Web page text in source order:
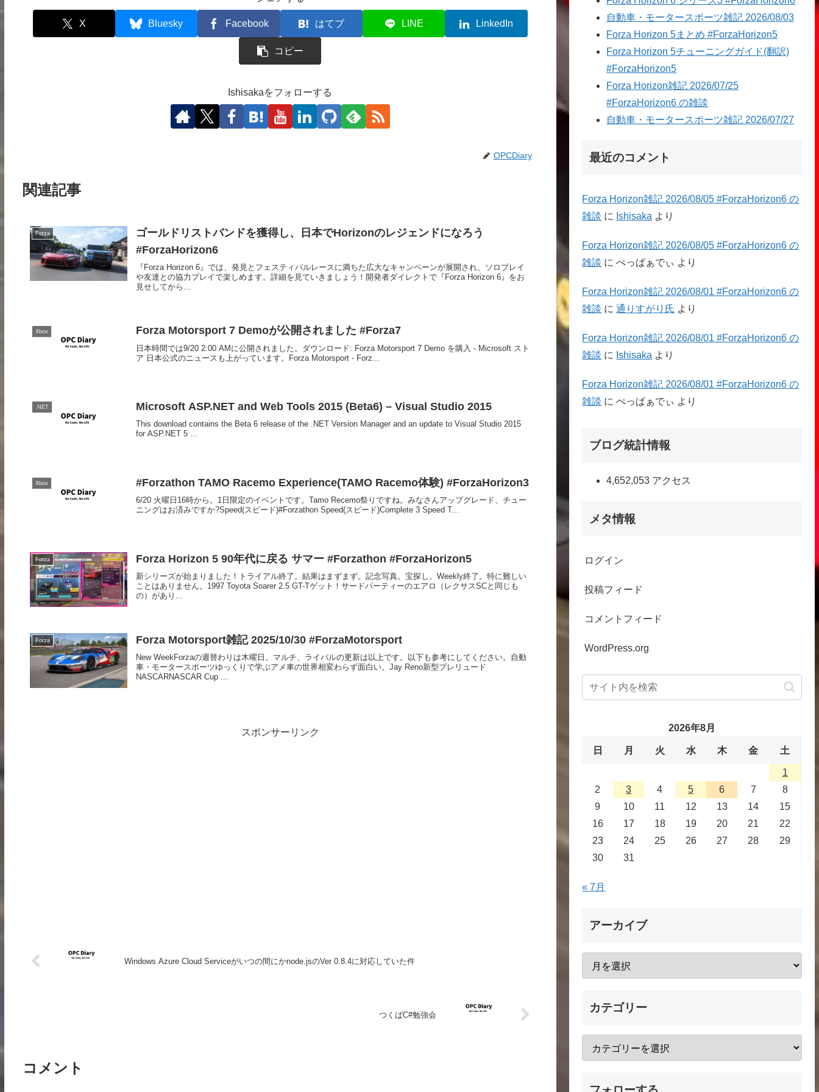
X Bluesky Facebook はてブ LINE LinkedIn
コピー
Ishisakaをフォローする
OPCDiary
関連記事
Forza
ゴールドリストバンドを獲得し、日本でHorizonのレジェンドになろう
#ForzaHorizon6
『Forza Horizon 6』では、発見とフェスティバルレースに満ちた広大なキャンペーンが展開され、ソロプレイ
や友達との協力プレイで楽しめます。詳細を見ていきましょう！開発者ダイレクトで『Forza Horizon 6』をお
見せしてから...
Xbox Forza Motorsport 7 Demoが公開されました #Forza7
日本時間では9/20 2:00 AMに公開されました。ダウンロード: Forza Motorsport 7 Demo を購入 - Microsoft スト
ア 日本公式のニュースも上がっています。Forza Motorsport - Forz...
.NET Microsoft ASP.NET and Web Tools 2015 (Beta6) – Visual Studio 2015
This download contains the Beta 6 release of the .NET Version Manager and an update to Visual Studio 2015
for ASP.NET 5 ...
Xbox #Forzathon TAMO Racemo Experience(TAMO Racemo体験) #ForzaHorizon3
6/20 火曜日16時から。1日限定のイベントです。Tamo Recemo祭りですね。みなさんアップグレード、チュー
ニングはお済みですか?Speed(スピード)#Forzathon Speed(スピード)Complete 3 Speed T...
Forza Forza Horizon 5 90年代に戻る サマー #Forzathon #ForzaHorizon5
新シリーズが始まりました！トライアル終了。結果はまずまず。記念写真。宝探し。Weekly終了。特に難しい
ことはありません。1997 Toyota Soarer 2.5 GT-Tゲット！サードパーティーのエアロ（レクサスSCと同じも
の）があり...
Forza Forza Motorsport雑記 2025/10/30 #ForzaMotorsport
New WeekForzaの週替わりは木曜日。マルチ、ライバルの更新は以上です。以下も参考にしてください。自動
車・モータースポーツゆっくりで学ぶアメ車の世界相変わらず面白い。Jay Reno新型プレリュード
NASCARNASCAR Cup ...
スポンサーリンク
Windows Azure Cloud Serviceがいつの間にかnode.jsのVer 0.8.4に対応していた件
つくばC#勉強会
コメント
自動車・モータースポーツ雑記 2026/08/03
Forza Horizon 5まとめ #ForzaHorizon5
Forza Horizon 5チューニングガイド(翻訳)
#ForzaHorizon5
Forza Horizon雑記 2026/07/25
#ForzaHorizon6 の雑談
自動車・モータースポーツ雑記 2026/07/27
最近のコメント
Forza Horizon雑記 2026/08/05 #ForzaHorizon6 の
雑談 に Ishisaka より
Forza Horizon雑記 2026/08/05 #ForzaHorizon6 の
雑談 にぺっぱぁでぃ より
Forza Horizon雑記 2026/08/01 #ForzaHorizon6 の
雑談 に通りすがり氏 より
Forza Horizon雑記 2026/08/01 #ForzaHorizon6 の
雑談 に Ishisaka より
Forza Horizon雑記 2026/08/01 #ForzaHorizon6 の
雑談 にぺっぱぁでぃ より
ブログ統計情報
4,652,053 アクセス
メタ情報
ログイン
投稿フィード
コメントフィード
WordPress.org
2026年8月
日 月 火 水 木 金 土
1
2
3 4 5 6 7
8
9
10 11 12 13 14
15
16
17 18 19 20 21
22
23
24 25 26 27 28
29
30
31
« 7月
アーカイブ
カテゴリー